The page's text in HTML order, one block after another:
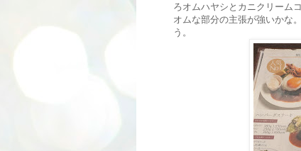
ろオムハヤシとカニクリーム
オムな部分の主張が強いかな
う。